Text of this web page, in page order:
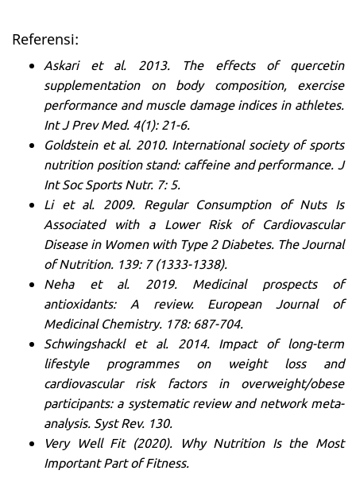
Referensi:
Askari et al. 2013. The effects of quercetin
supplementation on body composition, exercise
performance and muscle damage indices in athletes.
Int J Prev Med. 4(1): 21-6.
Goldstein et al. 2010. International society of sports
nutrition position stand: caffeine and performance. J
Int Soc Sports Nutr. 7: 5.
Li et al. 2009. Regular Consumption of Nuts Is
Associated with a Lower Risk of Cardiovascular
Disease in Women with Type 2 Diabetes. The Journal
of Nutrition. 139: 7 (1333-1338).
Neha et al. 2019. Medicinal prospects of
antioxidants: A review. European Journal of
Medicinal Chemistry. 178: 687-704.
Schwingshackl et al. 2014. Impact of long-term
lifestyle programmes on weight loss and
cardiovascular risk factors in overweight/obese
participants: a systematic review and network meta-
analysis. Syst Rev. 130.
Very Well Fit (2020). Why Nutrition Is the Most
Important Part of Fitness.